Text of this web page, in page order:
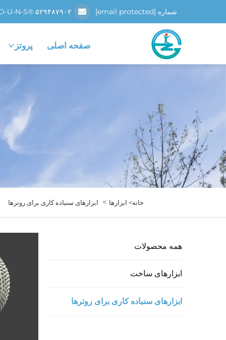
شماره D-U-N-S® ۵۲۹۴۸۷۹۰۲ [email protected]
صفحه اصلی پروتز
خانه> ابزارها > ابزارهای سنباده کاری برای روترها
همه محصولات
ابزارهای ساخت
ابزارهای سنباده کاری برای روترها